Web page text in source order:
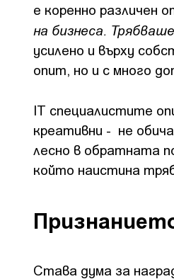
е коренно различен
на бизнеса.
усилено и върху
опит, но и с много
IT специалистите
креативни - не
лесно в обратната
който наистина
Става дума за